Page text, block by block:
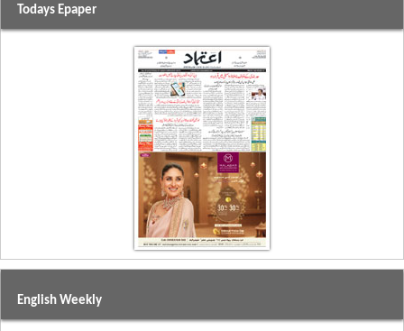
Todays Epaper
English Weekly